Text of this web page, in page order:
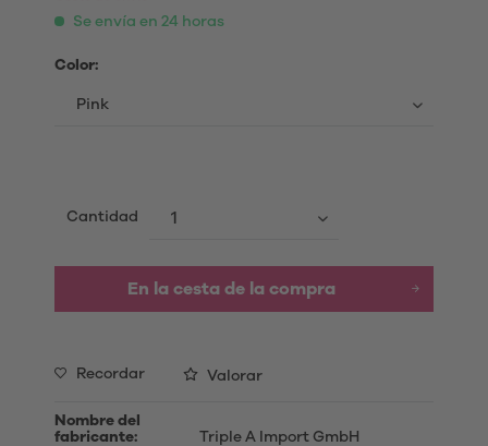
Se envía en 24 horas
Color:
Cantidad
En la cesta de la compra
Recordar Valorar
Nombre del
fabricante:
Triple A Import GmbH